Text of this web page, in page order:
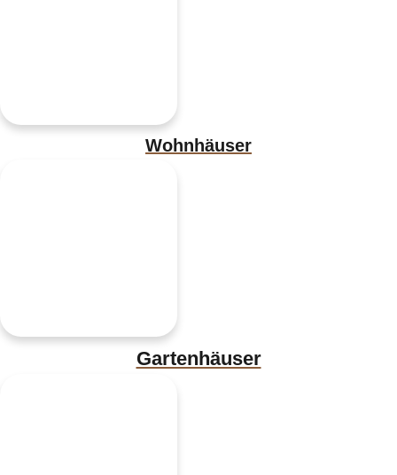
Wohnhäuser
Gartenhäuser